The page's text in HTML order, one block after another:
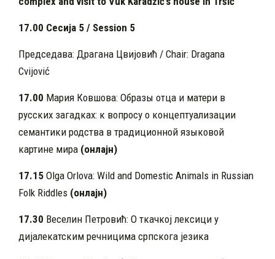
17.00 Сесија 5 / Session 5
Председава: Драгана Цвијовић / Chair: Dragana
Cvijović
17.00 Мария Ковшова: Образы отца и матери в
русских загадках: к вопросу о концептуализации
семантики родства в традиционной языковой
картине мира (онлајн)
17.15 Olga Orlova: Wild and Domestic Animals in Russian
Folk Riddles (онлајн)
17.30 Веселин Петровић: О ткачкој лексици у
дијалекатским речницима српскога језика